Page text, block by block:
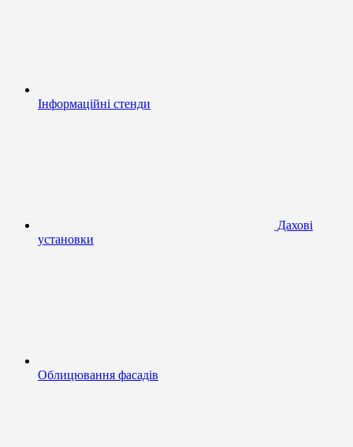
Інформаційні стенди
Дахові
установки
Облицювання фасадів